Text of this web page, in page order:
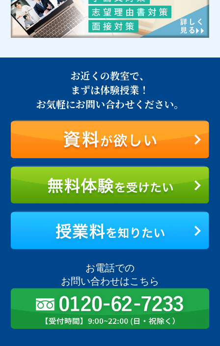
お近くの教室で、
まずは体験授業！
お気軽にお問い合わせください。
お電話での
お問い合わせはこちら